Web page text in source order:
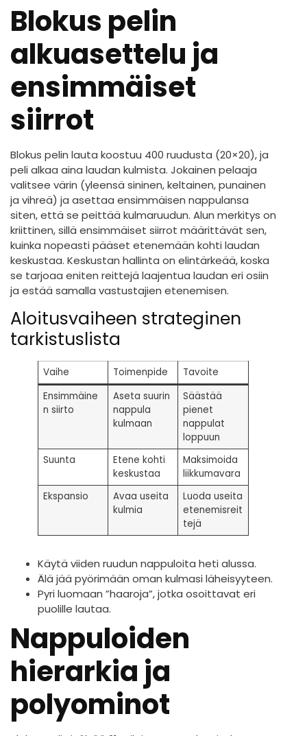
Blokus pelin
alkuasettelu ja
ensimmäiset
siirrot
Blokus pelin lauta koostuu 400 ruudusta (20×20), ja
peli alkaa aina laudan kulmista. Jokainen pelaaja
valitsee värin (yleensä sininen, keltainen, punainen
ja vihreä) ja asettaa ensimmäisen nappulansa
siten, että se peittää kulmaruudun. Alun merkitys on
kriittinen, sillä ensimmäiset siirrot määrittävät sen,
kuinka nopeasti pääset etenemään kohti laudan
keskustaa. Keskustan hallinta on elintärkeää, koska
se tarjoaa eniten reittejä laajentua laudan eri osiin
ja estää samalla vastustajien etenemisen.
Aloitusvaiheen strateginen
tarkistuslista
Vaihe Toimenpide
Tavoite
Ensimmäine
n siirto
Aseta suurin
nappula
kulmaan
Säästää
pienet
nappulat
loppuun
Suunta
Etene kohti
keskustaa
Maksimoida
liikkumavara
Ekspansio
Avaa useita
kulmia
Luoda useita
etenemisreit
tejä
Käytä viiden ruudun nappuloita heti alussa.
Älä jää pyörimään oman kulmasi läheisyyteen.
Pyri luomaan ”haaroja”, jotka osoittavat eri
puolille lautaa.
Nappuloiden
hierarkia ja
polyominot